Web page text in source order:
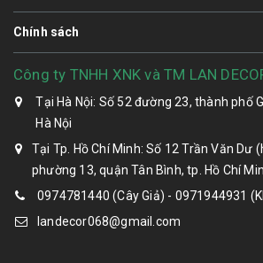
Chính sách
Công ty TNHH XNK và TM LAN
Tại Hà Nội: Số 52 đường 23, thành phố
Hà Nội
Tại Tp. Hồ Chí Minh: Số 12 Trần Văn Dư
phường 13, quận Tân Bình, tp. Hồ Chí
0974781440 (Cây Giả) - 0971944931
landecor068@gmail.com